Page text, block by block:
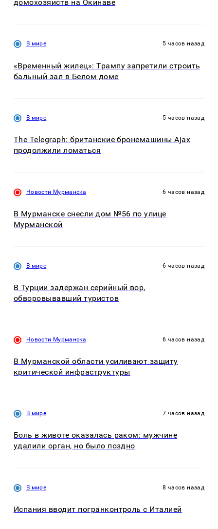
домохозяйств на Окинаве
В мире 5 часов назад
«Временный жилец»: Трампу запретили строить
бальный зал в Белом доме
В мире 5 часов назад
The Telegraph: британские бронемашины Ajax
продолжили ломаться
Новости Мурманска 6 часов назад
В Мурманске снесли дом №56 по улице
Мурманской
В мире 6 часов назад
В Турции задержан серийный вор,
обворовывавший туристов
Новости Мурманска 6 часов назад
В Мурманской области усиливают защиту
критической инфраструктуры
В мире 7 часов назад
Боль в животе оказалась раком: мужчине
удалили орган, но было поздно
В мире 8 часов назад
Испания вводит погранконтроль с Италией